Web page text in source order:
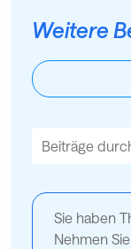
Weitere
Dies ist ein
Sie haben
Nehmen